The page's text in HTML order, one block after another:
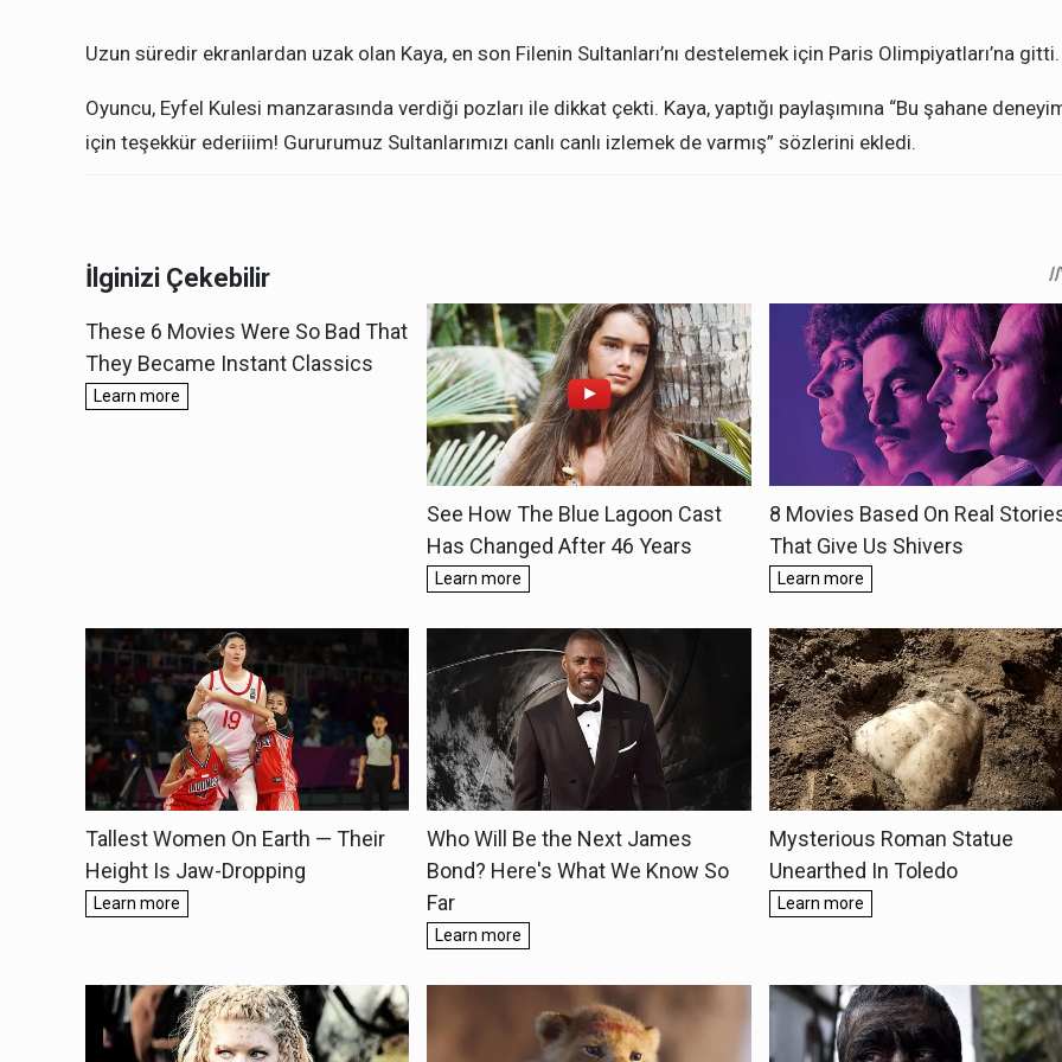
Uzun süredir ekranlardan uzak olan Kaya, en son Filenin Sultanları’nı destelemek için Paris Olimpiyatları’na gitti.
Oyuncu, Eyfel Kulesi manzarasında verdiği pozları ile dikkat çekti. Kaya, yaptığı paylaşımına “Bu şahane
için teşekkür ederiiim! Gururumuz Sultanlarımızı canlı canlı izlemek de varmış” sözlerini ekledi.